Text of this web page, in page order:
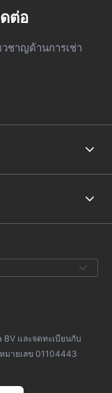
ต่อ
ชาญด้านการเช่า
BV และจดทะเบียนกับ
มายเลข 01104443